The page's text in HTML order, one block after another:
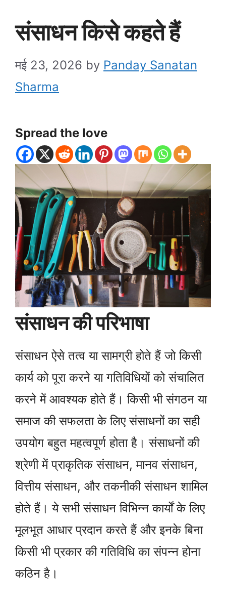
संसाधन किसे कहते हैं
मई 23, 2026 by Panday Sanatan
Sharma
Spread the love
संसाधन की परिभाषा
संसाधन ऐसे तत्व या सामग्री होते हैं जो किसी
कार्य को पूरा करने या गतिविधियों को संचालित
करने में आवश्यक होते हैं। किसी भी संगठन या
समाज की सफलता के लिए संसाधनों का सही
उपयोग बहुत महत्वपूर्ण होता है। संसाधनों की
श्रेणी में प्राकृतिक संसाधन, मानव संसाधन,
वित्तीय संसाधन, और तकनीकी संसाधन शामिल
होते हैं। ये सभी संसाधन विभिन्न कार्यों के लिए
मूलभूत आधार प्रदान करते हैं और इनके बिना
किसी भी प्रकार की गतिविधि का संपन्न होना
कठिन है।